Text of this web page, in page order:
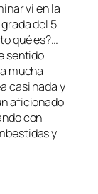
vi en la
del 5
qué es?…
sentido
mucha
casi nada y
aficionado
con
y